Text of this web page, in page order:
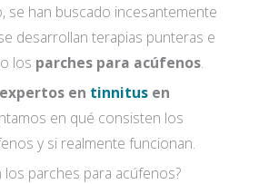
se han buscado incesantemente
desarrollan terapias punteras e
los parches para acúfenos.
en tinnitus en
en qué consisten los
y si realmente funcionan.
los parches para acúfenos?